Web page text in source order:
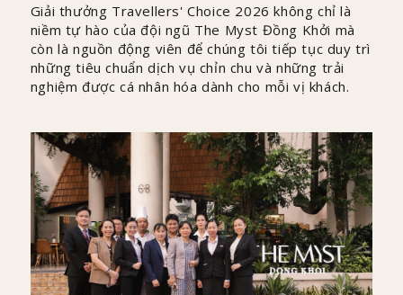
Giải thưởng Travellers' Choice 2026 không chỉ là
niềm tự hào của đội ngũ The Myst Đồng Khởi mà
còn là nguồn động viên để chúng tôi tiếp tục duy trì
những tiêu chuẩn dịch vụ chỉn chu và những trải
nghiệm được cá nhân hóa dành cho mỗi vị khách.